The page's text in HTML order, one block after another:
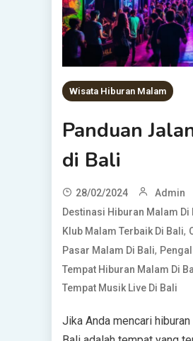
Wisata Hiburan Malam
Panduan
di Bali
28/02/2024 Admin
Destinasi Hiburan Malam Di
Klub Malam Terbaik Di Bali,
Pasar Malam Di Bali,
Tempat Hiburan Malam Di
Tempat Musik Live Di Bali
Jika Anda mencari